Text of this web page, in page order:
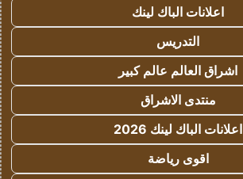
اعلانات الباك لينك
التدريس
اشراق العالم عالم كبير
منتدى الاشراق
اعلانات الباك لينك 2026
اقوى رياضة